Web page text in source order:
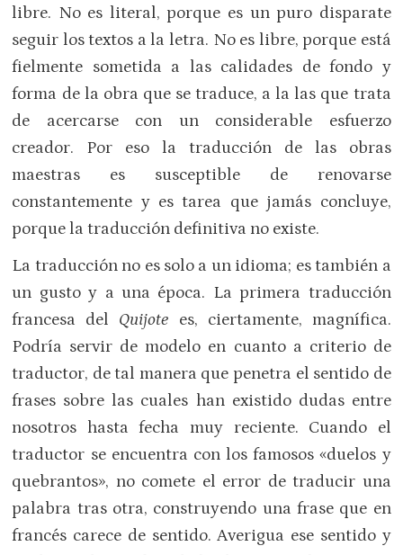
libre. No es literal, porque es un puro disparate
seguir los textos a la letra. No es libre, porque está
fielmente sometida a las calidades de fondo y
forma de la obra que se traduce, a la las que trata
de acercarse con un considerable esfuerzo
creador. Por eso la traducción de las obras
maestras es susceptible de renovarse
constantemente y es tarea que jamás concluye,
porque la traducción definitiva no existe.
La traducción no es solo a un idioma; es también a
un gusto y a una época. La primera traducción
francesa del Quijote es, ciertamente, magnífica.
Podría servir de modelo en cuanto a criterio de
traductor, de tal manera que penetra el sentido de
frases sobre las cuales han existido dudas entre
nosotros hasta fecha muy reciente. Cuando el
traductor se encuentra con los famosos «duelos y
quebrantos», no comete el error de traducir una
palabra tras otra, construyendo una frase que en
francés carece de sentido. Averigua ese sentido y